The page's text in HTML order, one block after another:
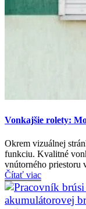
Vonkajšie rolety:
Okrem vizuálnej
funkciu. Kvalitné
vnútorného priestoru
Čítať viac